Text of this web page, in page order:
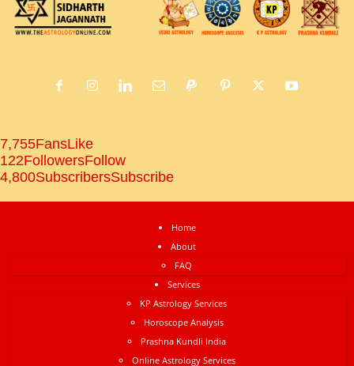
7,755FansLike
122FollowersFollow
4,800SubscribersSubscribe
Home
About
FAQ
Services
KP Astrology Services
Horoscope Analysis
Prashna Kundli India
Online Astrology Services